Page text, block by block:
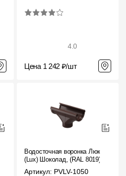
4.0
Цена 1 242 ₽/шт
Водосточная воронка Люкс
(Lux) Шоколад, (RAL 8019)
Артикул: PVLV-1050